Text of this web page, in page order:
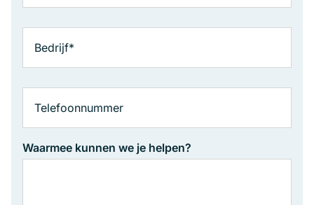
Waarmee kunnen we je helpen?